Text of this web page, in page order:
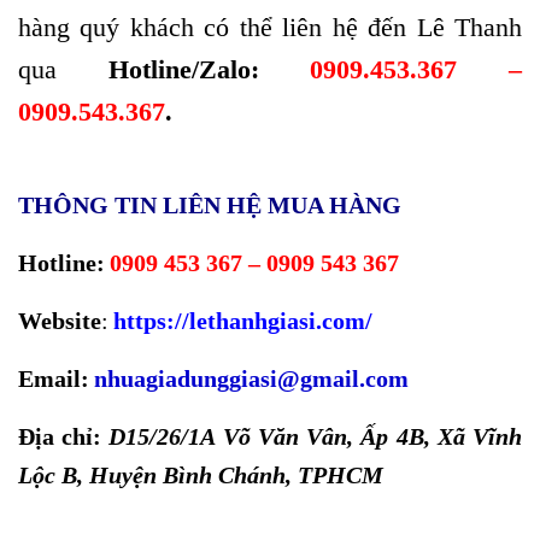
hàng quý khách có thể liên hệ đến Lê Thanh
qua Hotline/Zalo:0909.453.367 –
0909.543.367.
THÔNG TIN LIÊN HỆ MUA HÀNG
Hotline: 0909 453 367 – 0909 543 367
Website: https://lethanhgiasi.com/
Email: nhuagiadunggiasi@gmail.com
Địa chỉ: D15/26/1A Võ Văn Vân, Ấp 4B, Xã Vĩnh
Lộc B, Huyện Bình Chánh, TPHCM